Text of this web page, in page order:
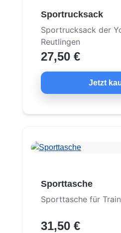
Sportrucksack
Sportrucksack der
Reutlingen
27,50 €
Jetzt
Sporttasche
Sporttasche für
31,50 €